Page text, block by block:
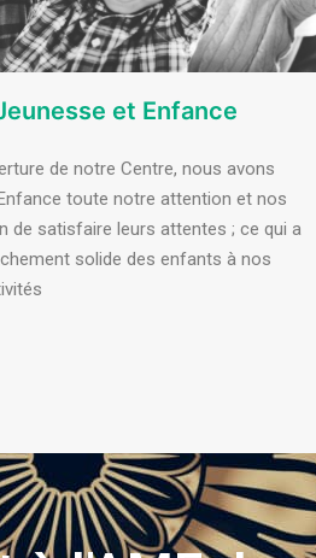
et Enfance
de notre Centre, nous avons
toute notre attention et nos
de satisfaire leurs attentes ; ce qui a
solide des enfants à nos